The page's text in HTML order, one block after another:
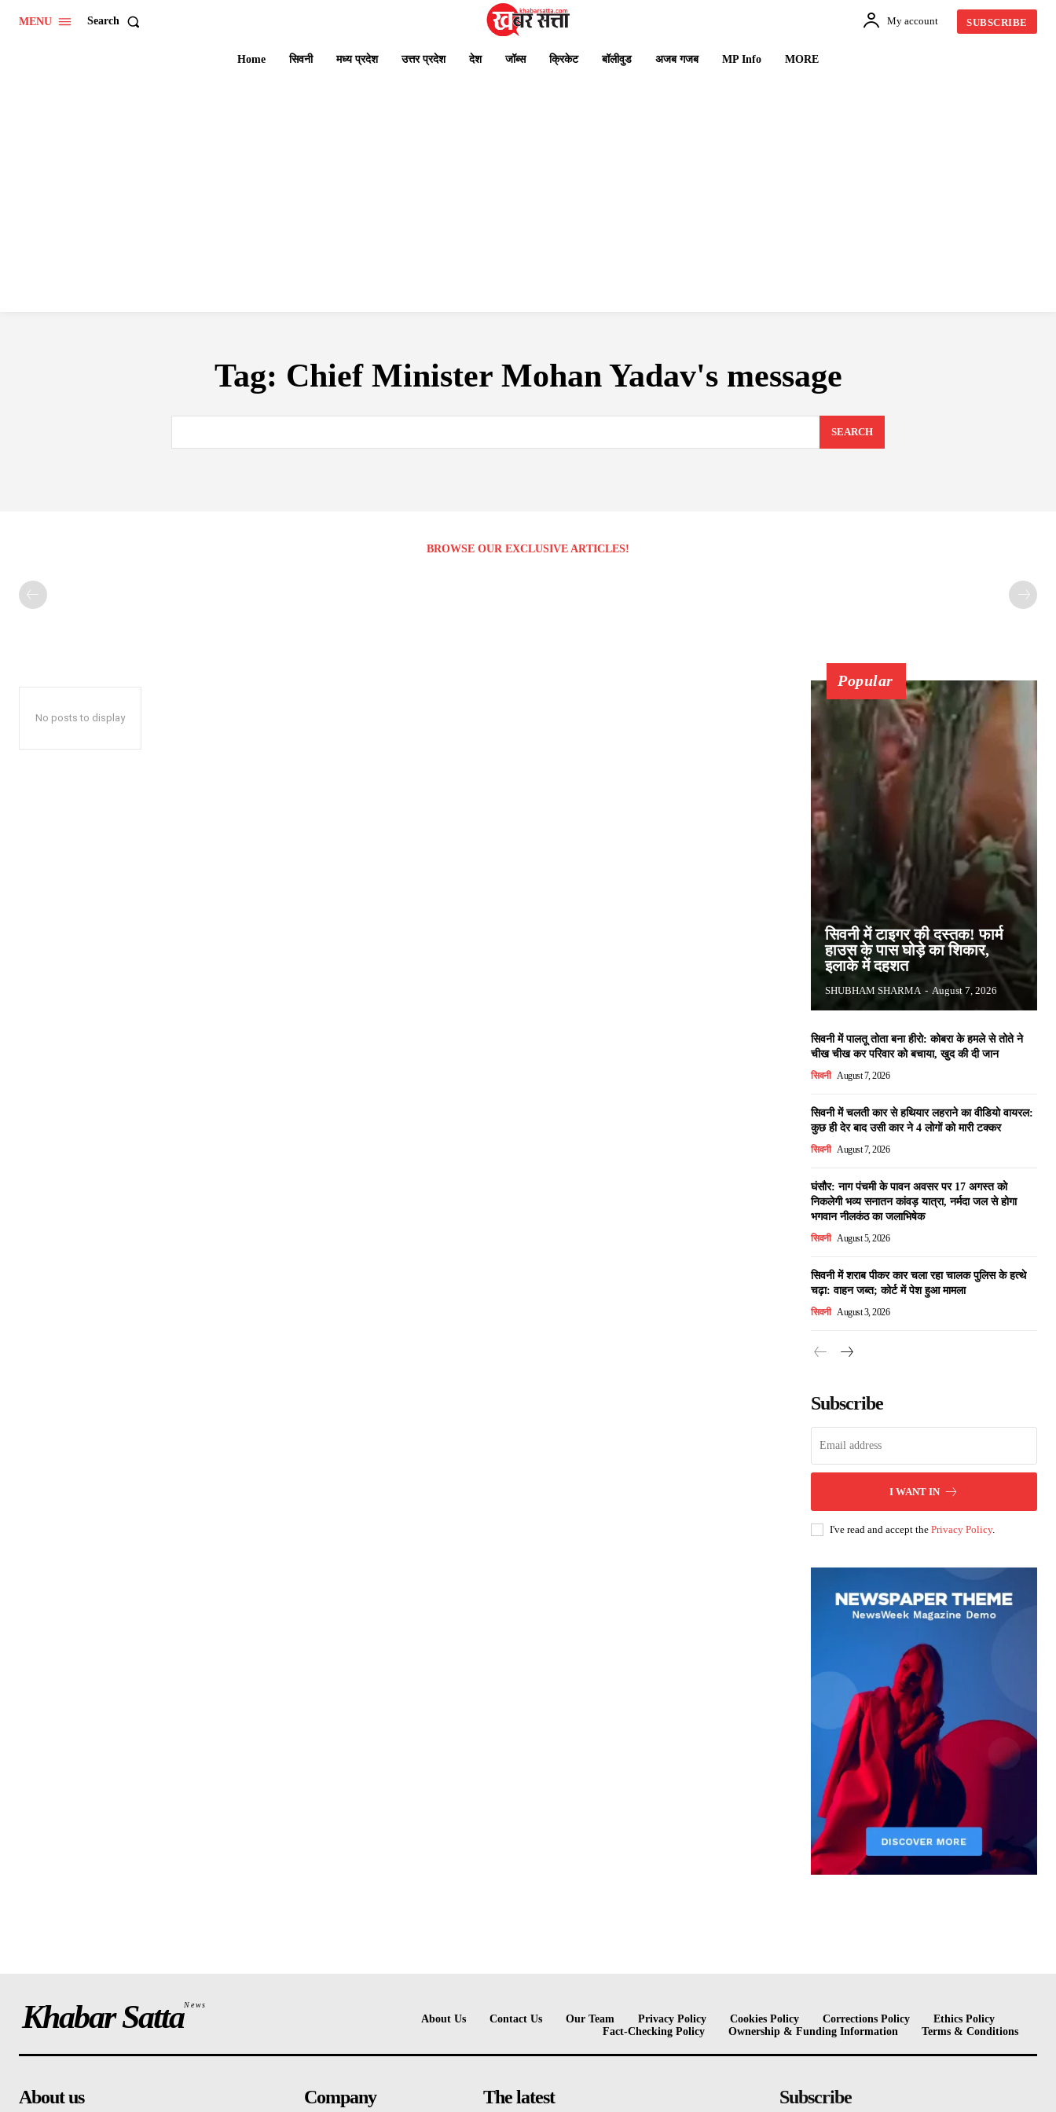
MENU Search My account SUBSCRIBE
Home सिवनी मध्य प्रदेश उत्तर प्रदेश देश जॉब्स क्रिकेट बॉलीवुड अजब गजब MP Info MORE
Tag: Chief Minister Mohan Yadav's message
SEARCH
BROWSE OUR EXCLUSIVE ARTICLES!
No posts to display
Popular
सिवनी में टाइगर की दस्तक! फार्म
हाउस के पास घोड़े का शिकार,
इलाके में दहशत
SHUBHAM SHARMA - August 7, 2026
सिवनी में पालतू तोता बना हीरो: कोबरा के हमले से तोते ने
चीख चीख कर परिवार को बचाया, खुद की दी जान
सिवनी August 7, 2026
सिवनी में चलती कार से हथियार लहराने का वीडियो वायरल:
कुछ ही देर बाद उसी कार ने 4 लोगों को मारी टक्कर
सिवनी August 7, 2026
घंसौर: नाग पंचमी के पावन अवसर पर 17 अगस्त को
निकलेगी भव्य सनातन कांवड़ यात्रा, नर्मदा जल से होगा
भगवान नीलकंठ का जलाभिषेक
सिवनी August 5, 2026
सिवनी में शराब पीकर कार चला रहा चालक पुलिस के हत्थे
चढ़ा: वाहन जब्त; कोर्ट में पेश हुआ मामला
सिवनी August 3, 2026
Subscribe
I WANT IN
I've read and accept the Privacy Policy.
Khabar SattaNews
About Us Contact Us Our Team Privacy Policy Cookies Policy Corrections Policy
Ethics Policy
Fact-Checking Policy
Ownership & Funding Information Terms & Conditions
About us Company The latest Subscribe